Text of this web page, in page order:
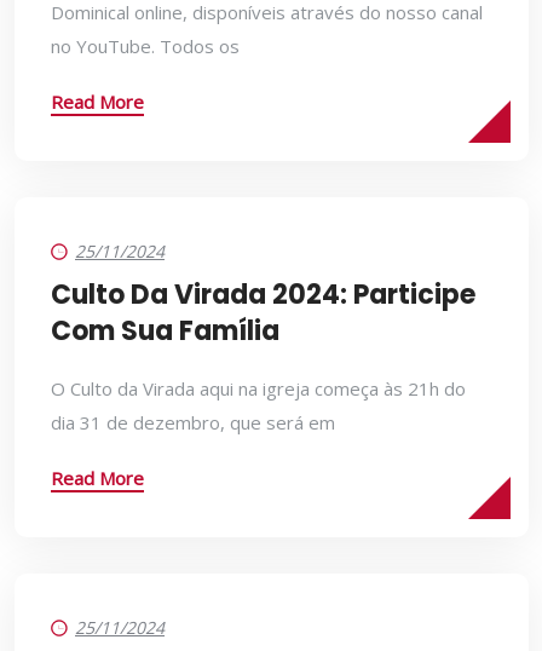
Dominical online, disponíveis através do nosso canal
no YouTube. Todos os
Read More
25/11/2024
Culto Da Virada 2024: Participe
Com Sua Família
O Culto da Virada aqui na igreja começa às 21h do
dia 31 de dezembro, que será em
Read More
25/11/2024